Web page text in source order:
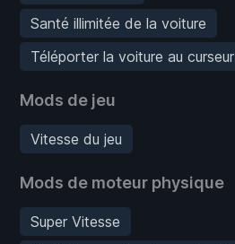
Santé illimitée de la voiture
Téléporter la voiture au curseur
Mods de jeu
Vitesse du jeu
Mods de moteur physique
Super Vitesse